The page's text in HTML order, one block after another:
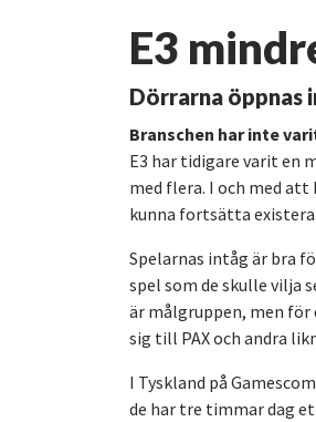
E3
Dörrarna öppnas
Branschen har inte
E3 har tidigare varit en
med flera. I och med
kunna fortsätta
Spelarnas intåg är bra
spel som de skulle vilja
är målgruppen, men
sig till PAX och andra
I Tyskland på
de har tre timmar dag